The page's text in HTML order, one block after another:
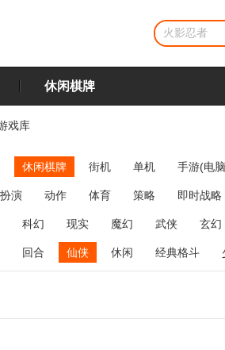
休闲棋牌
戏库
休闲棋牌 街机 单机 手游(电
演 动作 体育 策略
即时战略
第三人称射击 棋类 牌类 麻将
科幻 现实 魔幻 武侠 玄幻
回合 仙侠 休闲 经典格斗